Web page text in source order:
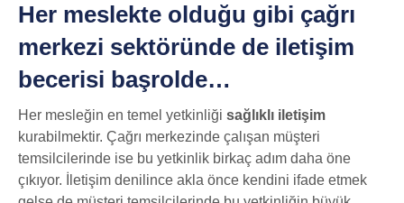
Her meslekte olduğu gibi çağrı
merkezi sektöründe de iletişim
becerisi başrolde…
Her mesleğin en temel yetkinliği sağlıklı iletişim
kurabilmektir. Çağrı merkezinde çalışan müşteri
temsilcilerinde ise bu yetkinlik birkaç adım daha öne
çıkıyor. İletişim denilince akla önce kendini ifade etmek